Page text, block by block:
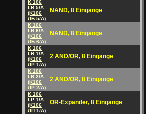
K 106
LB 5/A
(K106
ЛБ 5/A)
NAND, 8 Eingänge
K 106
LB 6/A
(K106
ЛБ 6/A)
NAND, 8 Eingänge
K 106
LR 1/A
(K106
ЛP 1/A)
2 AND/OR, 8 Eingänge
K 106
LR 2/A
(K106
ЛP 2/A)
2 AND/OR, 8 Eingänge
K 106
LP 1/A
(K106
ЛП 1/A)
OR-Expander, 8 Eingänge